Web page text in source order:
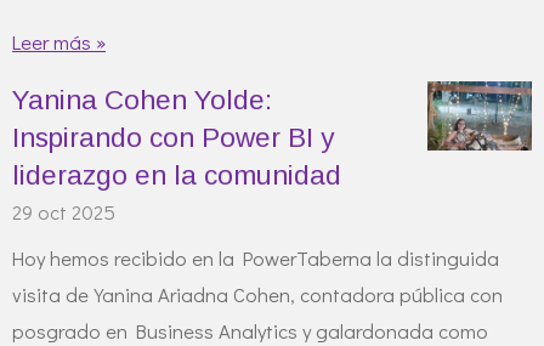
Leer más »
Yanina Cohen Yolde:
Inspirando con Power BI y
liderazgo en la comunidad
29 oct 2025
Hoy hemos recibido en la PowerTaberna la distinguida
visita de Yanina Ariadna Cohen, contadora pública con
posgrado en Business Analytics y galardonada como